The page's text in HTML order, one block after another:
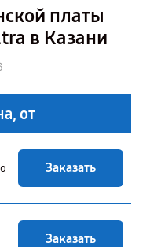
платы
в Казани
от
Заказать
Заказать